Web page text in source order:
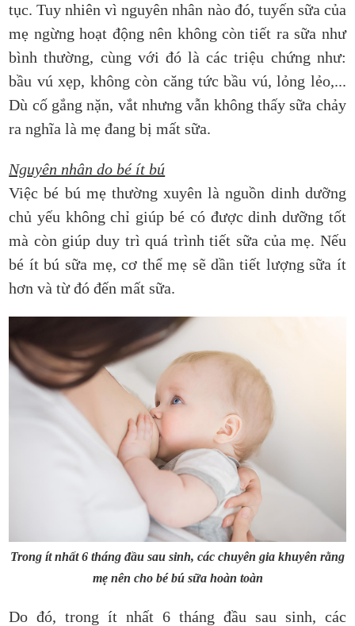
tục. Tuy nhiên vì nguyên nhân nào đó, tuyến sữa của
mẹ ngừng hoạt động nên không còn tiết ra sữa như
bình thường, cùng với đó là các triệu chứng như:
bầu vú xẹp, không còn căng tức bầu vú, lỏng lẻo,...
Dù cố gắng nặn, vắt nhưng vẫn không thấy sữa chảy
ra nghĩa là mẹ đang bị mất sữa.
Nguyên nhân do bé ít bú
Việc bé bú mẹ thường xuyên là nguồn dinh dưỡng
chủ yếu không chỉ giúp bé có được dinh dưỡng tốt
mà còn giúp duy trì quá trình tiết sữa của mẹ. Nếu
bé ít bú sữa mẹ, cơ thể mẹ sẽ dần tiết lượng sữa ít
hơn và từ đó đến mất sữa.
Trong ít nhất 6 tháng đầu sau sinh, các chuyên gia khuyên rằng
mẹ nên cho bé bú sữa hoàn toàn
Do đó, trong ít nhất 6 tháng đầu sau sinh, các